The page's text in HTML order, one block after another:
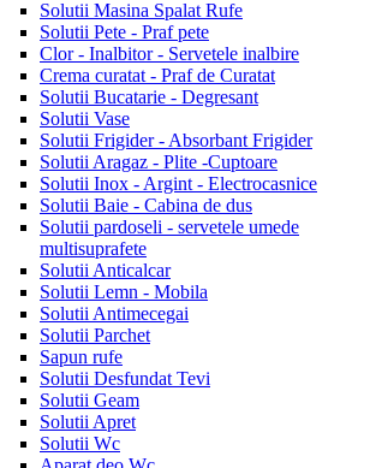
Solutii Masina Spalat Rufe
Solutii Pete - Praf pete
Clor - Inalbitor - Servetele inalbire
Crema curatat - Praf de Curatat
Solutii Bucatarie - Degresant
Solutii Vase
Solutii Frigider - Absorbant Frigider
Solutii Aragaz - Plite -Cuptoare
Solutii Inox - Argint - Electrocasnice
Solutii Baie - Cabina de dus
Solutii pardoseli - servetele umede
multisuprafete
Solutii Anticalcar
Solutii Lemn - Mobila
Solutii Antimecegai
Solutii Parchet
Sapun rufe
Solutii Desfundat Tevi
Solutii Geam
Solutii Apret
Solutii Wc